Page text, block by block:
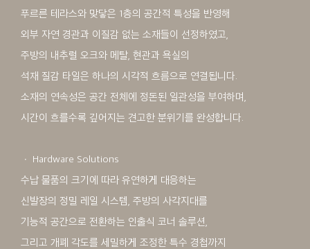
푸르른 테라스와 맞닿은 1층의 공간적 특성을 반영해
외부 자연 경관과 이질감 없는 소재들이 선정하였고,
주방의 내추럴 오크와 메탈, 현관과 욕실의
석재 질감 타일은 하나의 시각적 흐름으로 연결됩니다.
소재의 연속성은 공간 전체에 정돈된 일관성을 부여하며,
시간이 흐를수록 깊어지는 견고한 분위기를 완성합니다.
ㆍ Hardware Solutions
수납 물품의 크기에 따라 유연하게 대응하는
신발장의 정밀 레일 시스템, 주방의 사각지대를
기능적 공간으로 전환하는 인출식 코너 솔루션,
그리고 개폐 각도를 세밀하게 조정한 특수 경첩까지